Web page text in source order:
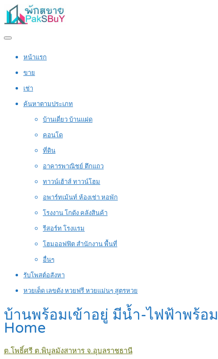
หน้าแรก
ขาย
เช่า
ค้นหาตามประเภท
บ้านเดี่ยว บ้านแฝด
คอนโด
ที่ดิน
อาคารพาณิชย์ ตึกแถว
ทาวน์เฮ้าส์ ทาวน์โฮม
อพาร์ทเม้นท์ ห้องเช่า หอพัก
โรงงาน โกดัง คลังสินค้า
รีสอร์ท โรงแรม
โฮมออฟฟิต สำนักงาน พื้นที่
อื่นๆ
รับโพสต์อสังหา
หวยเด็ด เลขดัง หวยฟรี หวยแม่นๆ สูตรหวย
บ้านพร้อมเข้าอยู่ มีน้ำ-ไฟฟ้าพร้
Home
ต.โพธิ์ศรี ต.พิบูลมังสาหาร จ.อุบลราชธานี